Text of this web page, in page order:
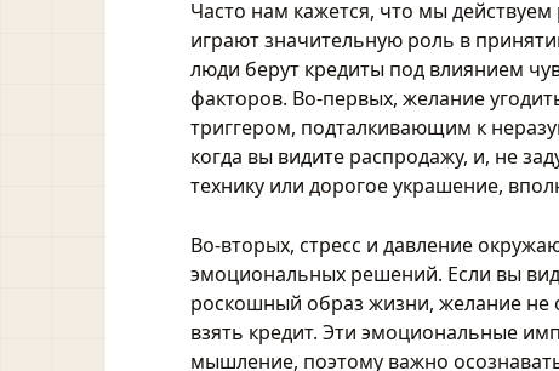
Часто нам кажется, что мы
играют значительную роль в
люди берут кредиты под влиянием
факторов. Во-первых, желание
триггером, подталкивающим к
когда вы видите распродажу, и, не
технику или дорогое украшение,
Во-вторых, стресс и давление
эмоциональных решений. Если вы
роскошный образ жизни, желание не
взять кредит. Эти эмоциональные
мышление, поэтому важно